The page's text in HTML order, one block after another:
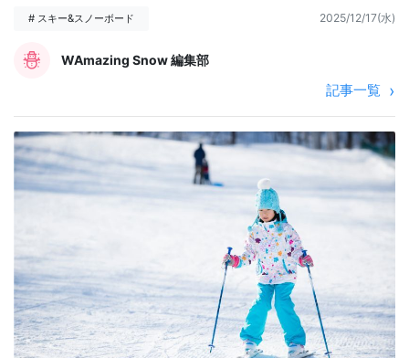
# スキー&スノーボード 2025/12/17(水)
WAmazing Snow 編集部
記事一覧